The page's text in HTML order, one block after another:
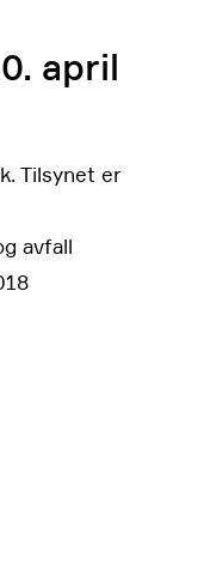
april
Tilsynet er
avfall